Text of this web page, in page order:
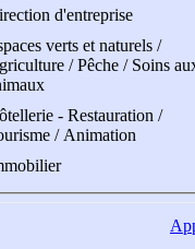
d'entreprise
verts et naturels /
/ Pêche / Soins
- Restauration /
/ Animation